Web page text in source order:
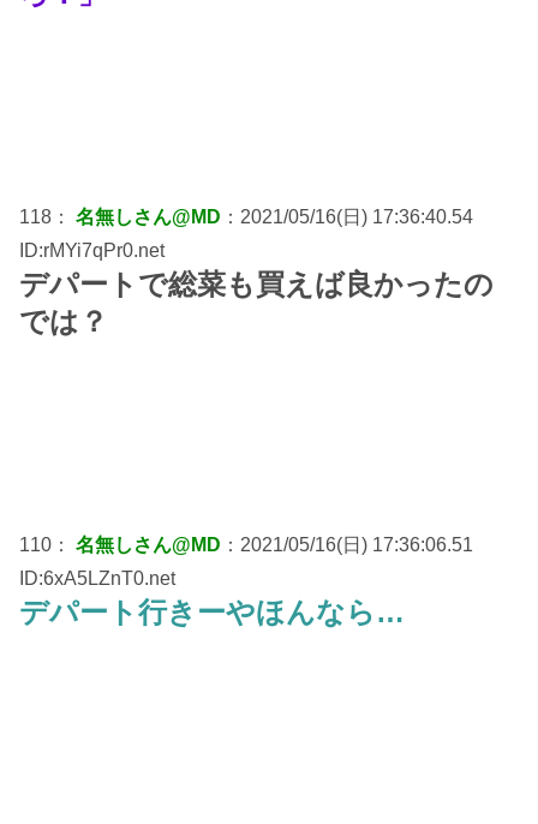
118： 名無しさん@MD ：2021/05/16(日) 17:36:40.54
ID:rMYi7qPr0.net
デパートで総菜も買えば良かったの
では？
110： 名無しさん@MD ：2021/05/16(日) 17:36:06.51
ID:6xA5LZnT0.net
デパート行きーやほんなら…